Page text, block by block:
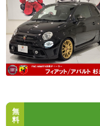
無
料